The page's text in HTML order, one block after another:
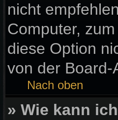
nicht
Computer,
diese Option
von der Board-
Nach oben
» Wie kann